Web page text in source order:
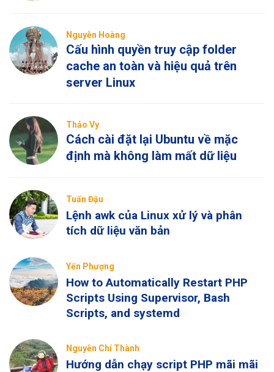
Nguyễn Hoàng
Cấu hình quyền truy cập folder
cache an toàn và hiệu quả trên
server Linux
Thảo Vy
Cách cài đặt lại Ubuntu về mặc
định mà không làm mất dữ liệu
Tuấn Đậu
Lệnh awk của Linux xử lý và phân
tích dữ liệu văn bản
Yến Phượng
How to Automatically Restart PHP
Scripts Using Supervisor, Bash
Scripts, and systemd
Nguyễn Chí Thành
Hướng dẫn chạy script PHP mãi mãi